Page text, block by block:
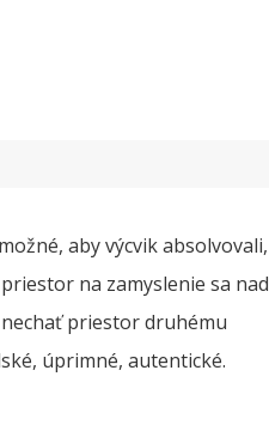
aby výcvik absolvovali,
na zamyslenie sa nad
priestor druhému
úprimné, autentické.